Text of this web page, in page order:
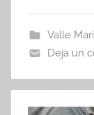
b
o
o
k
Valle
Deja un